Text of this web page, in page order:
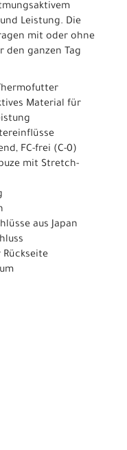
Leistung. Die
mit oder ohne
den ganzen Tag
Material für
FC-frei (C-0)
mit Stretch-
aus Japan
Rückseite